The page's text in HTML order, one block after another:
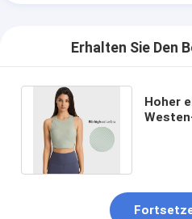
Erhalten Sie Den
Hoher